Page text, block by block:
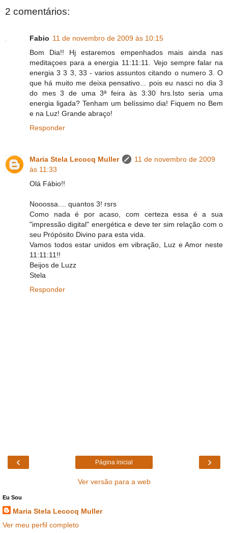
2 comentários:
Fabio 11 de novembro de 2009 às 10:15
Bom Dia!! Hj estaremos empenhados mais ainda nas
meditaçoes para a energia 11:11:11. Vejo sempre falar na
energia 3 3 3, 33 - varios assuntos citando o numero 3. O
que há muito me deixa pensativo... pois eu nasci no dia 3
do mes 3 de uma 3ª feira às 3:30 hrs.Isto seria uma
energia ligada? Tenham um belíssimo dia! Fiquem no Bem
e na Luz! Grande abraço!
Responder
Maria Stela Lecocq Muller
11 de novembro de 2009
às 11:33
Olá Fábio!!
Nooossa.... quantos 3! rsrs
Como nada é por acaso, com certeza essa é a sua
"impressão digital" energética e deve ter sim relação com o
seu Própósito Divino para esta vida.
Vamos todos estar unidos em vibração, Luz e Amor neste
11:11:11!!
Beijos de Luzz
Stela
Responder
‹ ›
Página inicial
Ver versão para a web
Eu Sou
Maria Stela Lecocq Muller
Ver meu perfil completo